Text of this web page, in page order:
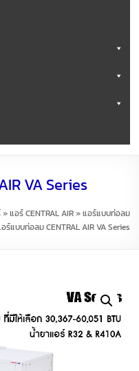
VA Series
»แอร์ CENTRAL AIR»แอร์แบบท่อลม
ร์แบบท่อลม CENTRAL AIR VA Series